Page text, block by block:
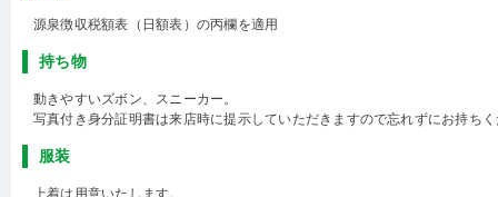
源泉徴収税額表（日額表）の丙欄を適用
持ち物
動きやすいズボン、スニーカー。
写真付き身分証明書は来店時に提示していただきますので忘れずにお持ち
服装
上着は用意いたします。